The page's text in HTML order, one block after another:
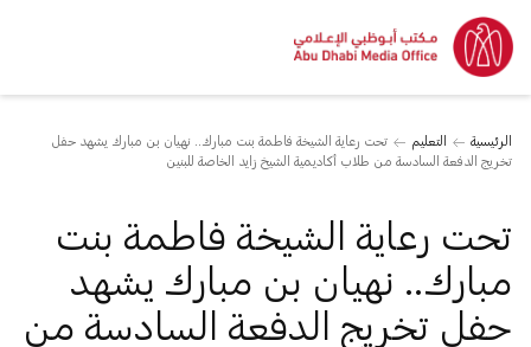
الرئيسية التعليم
تحت رعاية الشيخة فاطمة بنت مبارك.. نهيان بن مبارك يشهد حفل
تخريج الدفعة السادسة من طلاب أكاديمية الشيخ زايد الخاصة للبنين
تحت رعاية الشيخة فاطمة بنت
مبارك.. نهيان بن مبارك يشهد
حفل تخريج الدفعة السادسة من